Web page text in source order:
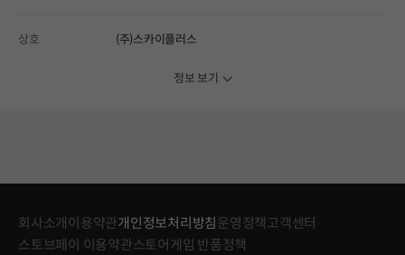
상호 (주)스카이플러스
정보 보기
회사소개 이용약관개인정보처리방침 운영정책고객센터
스토브페이 이용약관스토어게임 반품정책